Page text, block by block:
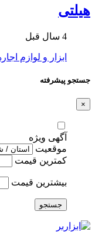
هیلتی
4 سال قبل
ابزار و لوازم
جستجو پیشرفته
×
آگهی ویژه
موقعیت
کمترین قیمت
بیشترین قیمت
جستجو